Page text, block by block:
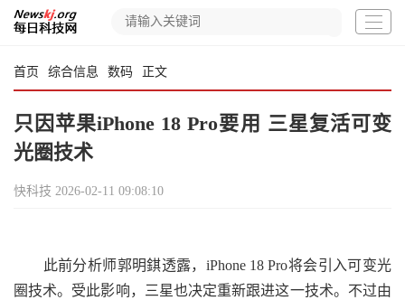
首页 综合信息 数码 正文
只因苹果iPhone 18 Pro要用 三星复活可变
光圈技术
快科技 2026-02-11 09:08:10
此前分析师郭明錤透露，iPhone 18 Pro将会引入可变光
圈技术。受此影响，三星也决定重新跟进这一技术。不过由